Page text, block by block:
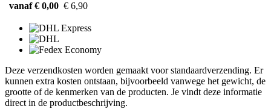
vanaf € 0,00 € 6,90
Deze verzendkosten worden gemaakt voor standaardverzending. Er
kunnen extra kosten ontstaan, bijvoorbeeld vanwege het gewicht, de
grootte of de kenmerken van de producten. Je vindt deze informatie
direct in de productbeschrijving.